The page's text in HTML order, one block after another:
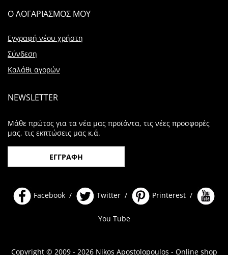
Ο ΛΟΓΑΡΙΑΣΜΟΣ ΜΟΥ
Εγγραφή νέου χρήστη
Σύνδεση
Καλάθι αγορών
NEWSLETTER
Μάθε πρώτος για τα νέα μας προϊόντα, τις νέες προσφορές
μας, τις εκπτώσεις μας κ.ά.
ΕΓΓΡΑΦΗ
Facebook / Twitter / Printerest /
You Tube
Copyright © 2009 - 2026 Nikos Apostolopoulos - Online shop